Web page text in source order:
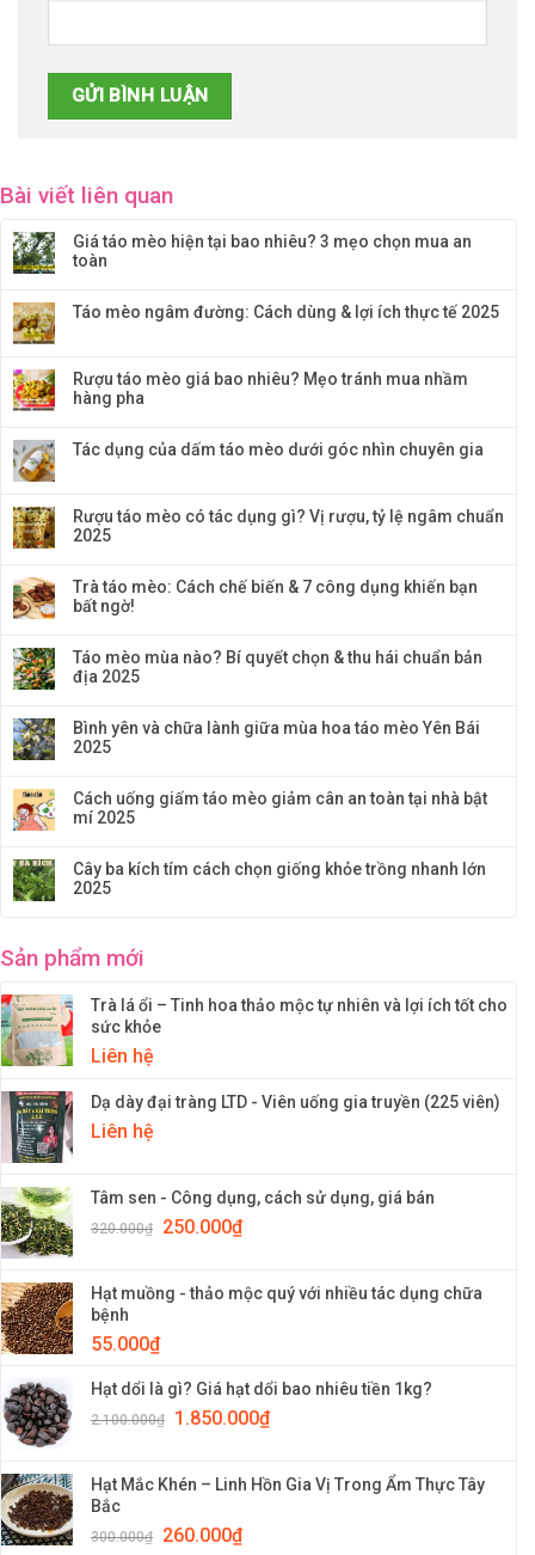
Bài viết liên quan
Giá táo mèo hiện tại bao nhiêu? 3 mẹo chọn mua an
toàn
Táo mèo ngâm đường: Cách dùng & lợi ích thực tế 2025
Rượu táo mèo giá bao nhiêu? Mẹo tránh mua nhầm
hàng pha
Tác dụng của dấm táo mèo dưới góc nhìn chuyên gia
Rượu táo mèo có tác dụng gì? Vị rượu, tỷ lệ ngâm chuẩn
2025
Trà táo mèo: Cách chế biến & 7 công dụng khiến bạn
bất ngờ!
Táo mèo mùa nào? Bí quyết chọn & thu hái chuẩn bản
địa 2025
Bình yên và chữa lành giữa mùa hoa táo mèo Yên Bái
2025
Cách uống giấm táo mèo giảm cân an toàn tại nhà bật
mí 2025
Cây ba kích tím cách chọn giống khỏe trồng nhanh lớn
2025
Sản phẩm mới
Trà lá ổi – Tinh hoa thảo mộc tự nhiên và lợi ích tốt cho
sức khỏe
Liên hệ
Dạ dày đại tràng LTD - Viên uống gia truyền (225 viên)
Liên hệ
Tâm sen - Công dụng, cách sử dụng, giá bán
320.000₫ 250.000₫
Hạt muồng - thảo mộc quý với nhiều tác dụng chữa
bệnh
55.000₫
Hạt dổi là gì? Giá hạt dổi bao nhiêu tiền 1kg?
2.100.000₫ 1.850.000₫
Hạt Mắc Khén – Linh Hồn Gia Vị Trong Ẩm Thực Tây
Bắc
300.000₫ 260.000₫